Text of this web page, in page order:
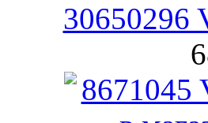
30650296